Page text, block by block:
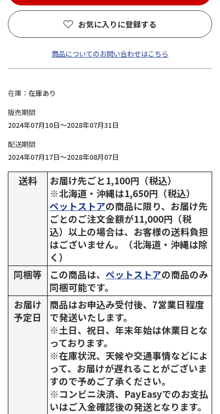
お気に入りに登録する
商品についてのお問い合わせはこちら
在庫
在庫あり
販売期間
2024年07月10日～2028年07月31日
配送期間
2024年07月17日～2028年08月07日
送料
お届け先ごと1,100円（税込）
※北海道・沖縄は1,650円（税込）
ペットストアの商品に限り、お届け先
ごとのご注文金額が11,000円（税
込）以上の場合は、お客様の送料負担
はございません。（北海道・沖縄は除
く）
同梱等
この商品は、 ペットストアの商品のみ
同梱可能です。
お届け
予定日
商品はお申込み受付後、7営業日程度
で発送いたします。
※土日、祝日、年末年始は休業日とな
っております。
※在庫状況、天候や交通事情などによ
って、お届けが遅れることがございま
すので予めご了承ください。
※コンビニ決済、PayEasyでのお支払
いはご入金確認後の発送となります。